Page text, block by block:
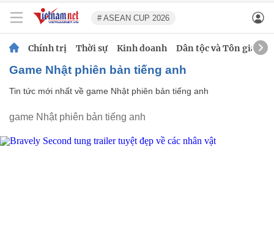
# ASEAN CUP 2026
Chính trị Thời sự Kinh doanh Dân tộc và Tôn giáo
game Nhật phiên bản tiếng anh
Tin tức mới nhất về game Nhật phiên bản tiếng anh
game Nhật phiên bản tiếng anh